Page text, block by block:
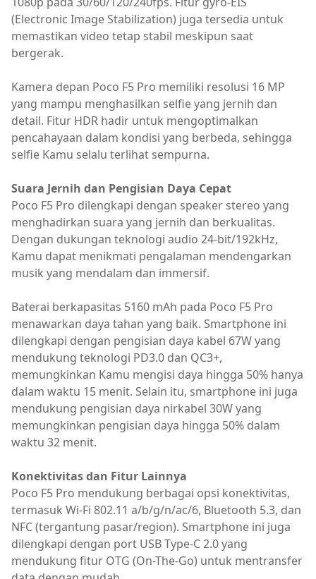
(Electronic Image Stabilization) juga tersedia untuk
memastikan video tetap stabil meskipun saat
bergerak.
Kamera depan Poco F5 Pro memiliki resolusi 16 MP
yang mampu menghasilkan selfie yang jernih dan
detail. Fitur HDR hadir untuk mengoptimalkan
pencahayaan dalam kondisi yang berbeda, sehingga
selfie Kamu selalu terlihat sempurna.
Suara Jernih dan Pengisian Daya Cepat
Poco F5 Pro dilengkapi dengan speaker stereo yang
menghadirkan suara yang jernih dan berkualitas.
Dengan dukungan teknologi audio 24-bit/192kHz,
Kamu dapat menikmati pengalaman mendengarkan
musik yang mendalam dan immersif.
Baterai berkapasitas 5160 mAh pada Poco F5 Pro
menawarkan daya tahan yang baik. Smartphone ini
dilengkapi dengan pengisian daya kabel 67W yang
mendukung teknologi PD3.0 dan QC3+,
memungkinkan Kamu mengisi daya hingga 50% hanya
dalam waktu 15 menit. Selain itu, smartphone ini juga
mendukung pengisian daya nirkabel 30W yang
memungkinkan pengisian daya hingga 50% dalam
waktu 32 menit.
Konektivitas dan Fitur Lainnya
Poco F5 Pro mendukung berbagai opsi konektivitas,
termasuk Wi-Fi 802.11 a/b/g/n/ac/6, Bluetooth 5.3, dan
NFC (tergantung pasar/region). Smartphone ini juga
dilengkapi dengan port USB Type-C 2.0 yang
mendukung fitur OTG (On-The-Go) untuk mentransfer